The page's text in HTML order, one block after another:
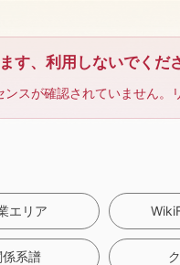
す、利用しないでくだ
スが確認されていません。
エリア
係系譜